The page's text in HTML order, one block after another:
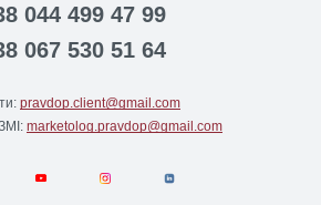
044 499 47 99
067 530 51 64
pravdop.client@gmail.com
marketolog.pravdop@gmail.com